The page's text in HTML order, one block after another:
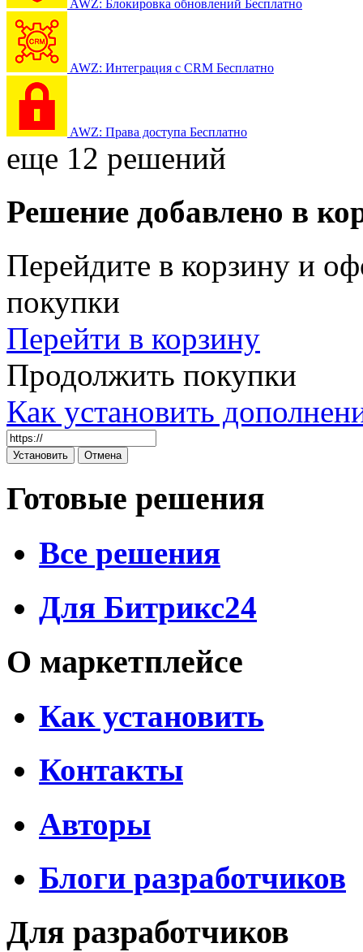
AWZ: Блокировка обновлений Бесплатно
AWZ: Интеграция с CRM Бесплатно
AWZ: Права доступа Бесплатно
еще 12 решений
Решение добавлено в
Перейдите в корзину и
покупки
Перейти в корзину
Продолжить покупки
Как установить
Готовые решения
Все решения
Для Битрикс24
О маркетплейсе
Как установить
Контакты
Авторы
Блоги разработчиков
Для разработчиков